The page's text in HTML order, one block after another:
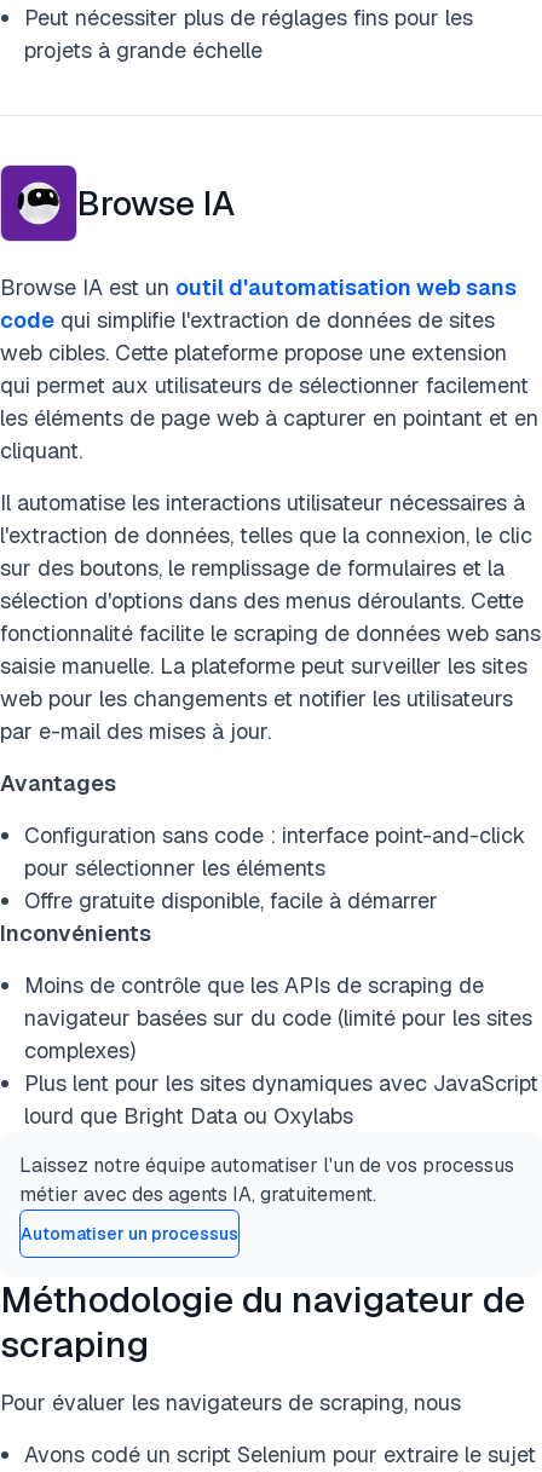
Peut nécessiter plus de réglages fins pour les
projets à grande échelle
Browse IA
Browse IA est un outil d'automatisation web sans
code qui simplifie l'extraction de données de sites
web cibles. Cette plateforme propose une extension
qui permet aux utilisateurs de sélectionner facilement
les éléments de page web à capturer en pointant et en
cliquant.
Il automatise les interactions utilisateur nécessaires à
l'extraction de données, telles que la connexion, le clic
sur des boutons, le remplissage de formulaires et la
sélection d'options dans des menus déroulants. Cette
fonctionnalité facilite le scraping de données web sans
saisie manuelle. La plateforme peut surveiller les sites
web pour les changements et notifier les utilisateurs
par e-mail des mises à jour.
Avantages
Configuration sans code : interface point-and-click
pour sélectionner les éléments
Offre gratuite disponible, facile à démarrer
Inconvénients
Moins de contrôle que les APIs de scraping de
navigateur basées sur du code (limité pour les sites
complexes)
Plus lent pour les sites dynamiques avec JavaScript
lourd que Bright Data ou Oxylabs
Laissez notre équipe automatiser l'un de vos processus
métier avec des agents IA, gratuitement.
Automatiser un processus
Méthodologie du navigateur de
scraping
Pour évaluer les navigateurs de scraping, nous
Avons codé un script Selenium pour extraire le sujet